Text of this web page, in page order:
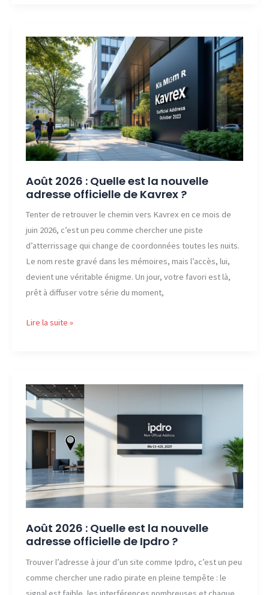
GPNet
Air
France
pour
gérer
vos
billets
en
ligne
?
Août 2026 : Quelle est la nouvelle
adresse officielle de Kavrex ?
Tenter de retrouver le chemin vers Kavrex en ce mois de
juin 2026, c’est un peu comme chercher une piste
d’atterrissage qui change de coordonnées toutes les nuits.
Le nom reste gravé dans les mémoires, mais l’accès, lui,
devient une véritable énigme. Un jour, votre favori est là,
prêt à diffuser votre série du moment,
Août
est
la
nouvelle
adresse
officielle
de
Kavrex
?
Lire la suite »
Août 2026 : Quelle est la nouvelle
adresse officielle de Ipdro ?
Trouver l’adresse à jour d’un site comme Ipdro, c’est un peu
comme chercher une radio pirate en pleine tempête : le